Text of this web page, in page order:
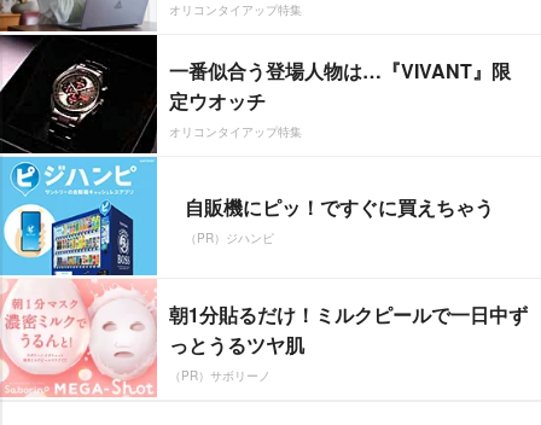
オリコンタイアップ特集
一番似合う登場人物は…『VIVANT』限
定ウオッチ
オリコンタイアップ特集
自販機にピッ！ですぐに買えちゃう
（PR）ジハンピ
朝1分貼るだけ！ミルクピールで一日中ず
っとうるツヤ肌
（PR）サボリーノ